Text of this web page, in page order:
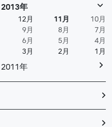
2013年
12月 11月
10月
9月
8月
7月
6月
5月
4月
3月
2月 1月
2011年